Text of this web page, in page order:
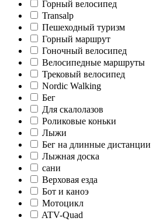
Горный велосипед
Transalp
Пешеходный туризм
Горный маршрут
Гоночный велосипед
Велосипедные маршруты
Трековый велосипед
Nordic Walking
Бег
Для скалолазов
Роликовые коньки
Лыжи
Бег на длинные дистанции
Лыжная доска
сани
Верховая езда
Бот и каноэ
Мотоцикл
ATV-Quad